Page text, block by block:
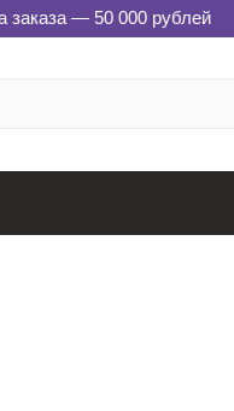
заказа — 50 000 рублей